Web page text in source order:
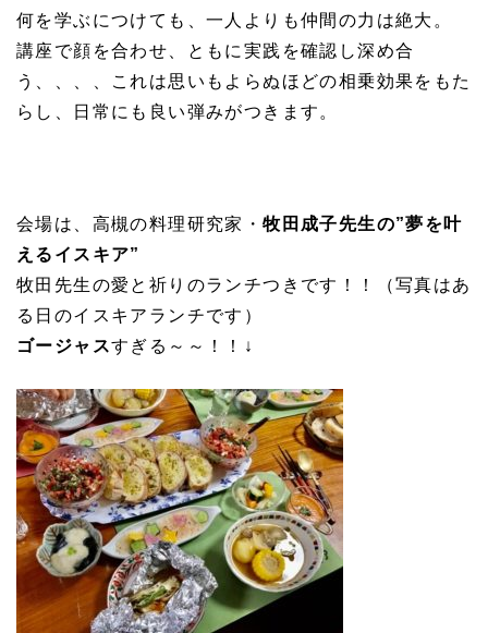
何を学ぶにつけても、一人よりも仲間の力は絶大。
講座で顔を合わせ、ともに実践を確認し深め合
う、、、、これは思いもよらぬほどの相乗効果をもた
らし、日常にも良い弾みがつきます。
会場は、高槻の料理研究家・牧田成子先生の”夢を叶
えるイスキア”
牧田先生の愛と祈りのランチつきです！！（写真はあ
る日のイスキアランチです）
ゴージャスすぎる～～！！↓